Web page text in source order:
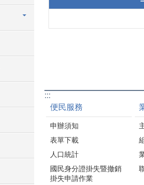
:::
便民服務
申辦須知
表單下載
人口統計
國民身分證掛失暨撤銷
掛失申請作業